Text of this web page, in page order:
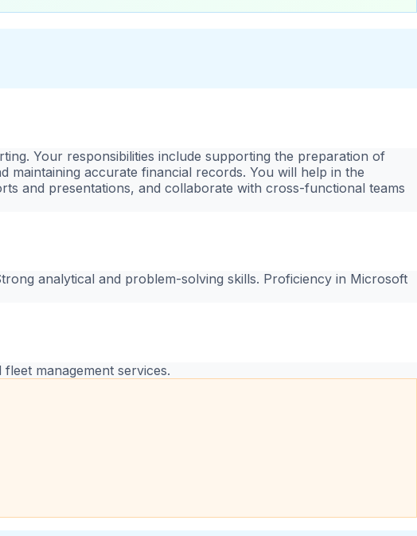
Your responsibilities include supporting the preparation of
maintaining accurate financial records. You will help in the
and presentations, and collaborate with cross-functional teams
analytical and problem-solving skills. Proficiency in Microsoft
management services.